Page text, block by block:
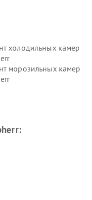
холодильных камер
морозильных камер